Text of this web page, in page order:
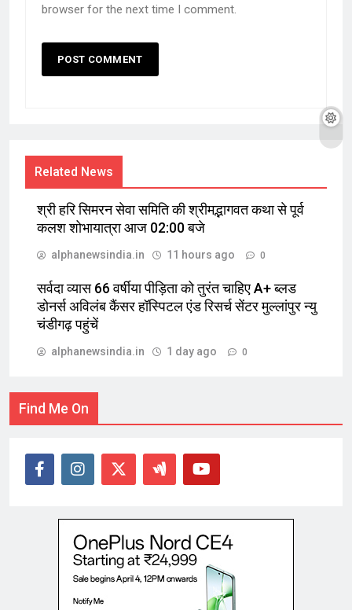
browser for the next time I comment.
Related News
श्री हरि सिमरन सेवा समिति की श्रीमद्भागवत कथा से पूर्व
कलश शोभायात्रा आज 02:00 बजे
alphanewsindia.in 11 hours ago 0
सर्वदा व्यास 66 वर्षीया पीड़िता को तुरंत चाहिए A+ ब्लड
डोनर्स अविलंब कैंसर हॉस्पिटल एंड रिसर्च सेंटर मुल्लांपुर न्यु
चंडीगढ़ पहुंचें
alphanewsindia.in 1 day ago 0
Find Me On